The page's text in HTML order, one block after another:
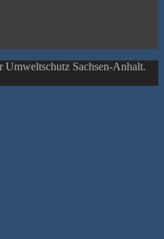
Sachsen-Anhalt.